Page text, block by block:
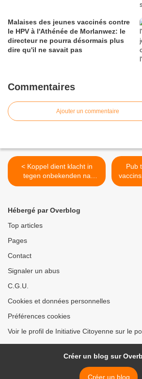
Malaises des jeunes vaccinés contre
le HPV à l'Athénée de Morlanwez: le
directeur ne pourra désormais plus
dire qu'il ne savait pas
Commentaires
Ajouter un commentaire
< Koppel dient klacht in
tegen onbekenden na
verdacht overlijden baby
Pub
Hébergé par Overblog
Top articles
Pages
Contact
Signaler un abus
C.G.U.
Cookies et données personnelles
Préférences cookies
Voir le profil de Initiative Citoyenne sur le
Créer un blog sur
Créer un blog